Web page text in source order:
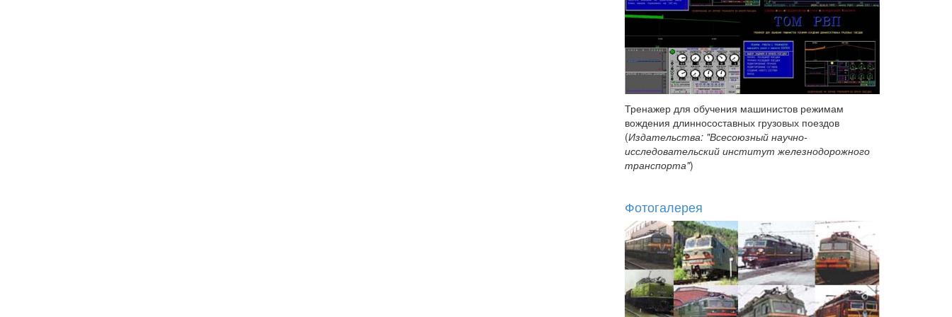
Тренажер для обучения машинистов режимам
вождения длинносоставных грузовых поездов
(Издательства: "Всесоюзный научно-
исследовательский институт железнодорожного
транспорта")
Фотогалерея